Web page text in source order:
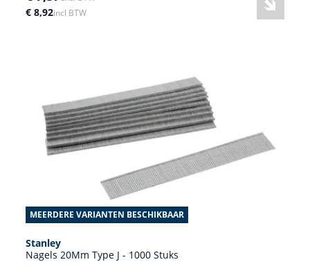
€ 8,92incl BTW
MEERDERE VARIANTEN BESCHIKBAAR
Stanley
Nagels 20Mm Type J - 1000 Stuks